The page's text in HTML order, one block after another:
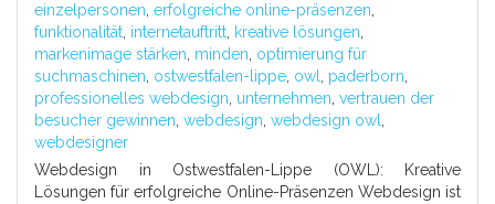
einzelpersonen, erfolgreiche online-präsenzen,
funktionalität, internetauftritt, kreative lösungen,
markenimage stärken, minden, optimierung für
suchmaschinen, ostwestfalen-lippe, owl, paderborn,
professionelles webdesign, unternehmen, vertrauen der
besucher gewinnen, webdesign, webdesign owl,
webdesigner
Webdesign in Ostwestfalen-Lippe (OWL): Kreative
Lösungen für erfolgreiche Online-Präsenzen Webdesign ist